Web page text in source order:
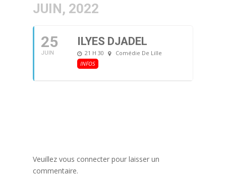
JUIN, 2022
25
JUIN
ILYES DJADEL
21 H 30
Comédie De Lille
INFOS
Veuillez vous connecter pour laisser un
commentaire.